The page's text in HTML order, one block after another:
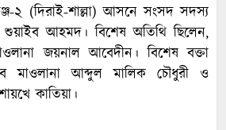
২ (দিরাই-শাল্লা) আসনে সংসদ সদস্য
শুয়াইব আহমদ। বিশেষ অতিথি ছিলেন,
জয়নাল আবেদীন। বিশেষ বক্তা
মাওলানা আব্দুল মালিক চৌধুরী ও
কাতিয়া।